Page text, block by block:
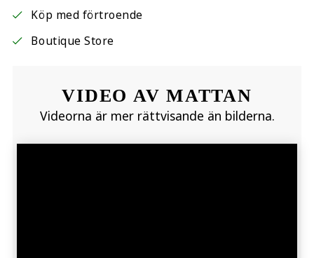
Köp med förtroende
Boutique Store
VIDEO AV MATTAN
Videorna är mer rättvisande än bilderna.